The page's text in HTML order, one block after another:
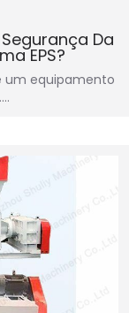
Da
EPS?
um equipamento